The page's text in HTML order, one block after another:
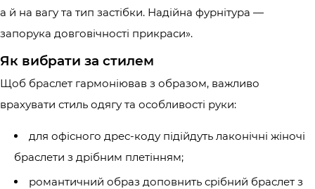
а й на вагу та тип застібки. Надійна фурнітура —
запорука довговічності прикраси».
Як вибрати за стилем
Щоб браслет гармоніював з образом, важливо
врахувати стиль одягу та особливості руки:
для офісного дрес-коду підійдуть лаконічні жіночі
браслети з дрібним плетінням;
романтичний образ доповнить срібний браслет з